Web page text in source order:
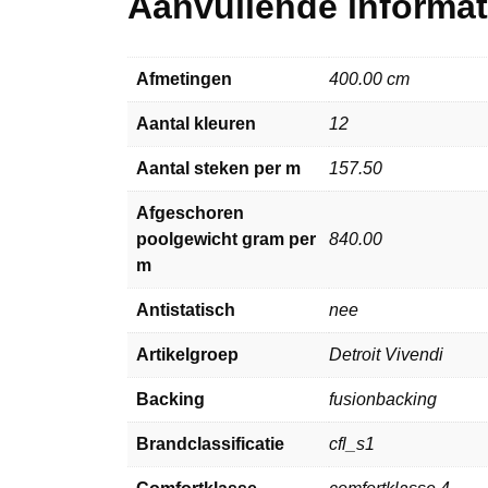
Afmetingen 400.00 cm
Aantal kleuren 12
Aantal steken per m 157.50
Afgeschoren
poolgewicht gram per
m
840.00
Antistatisch nee
Artikelgroep Detroit Vivendi
Backing fusionbacking
Brandclassificatie cfl_s1